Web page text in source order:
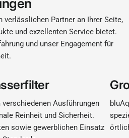
verlässlichen Partner an Ihrer Seite,
und exzellenten Service bietet.
und unser Engagement für
Ausführungen
Reinheit und Sicherheit.
sowie gewerblichen Einsatz